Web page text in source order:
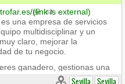
el lugar que necesites.
(link is external)
una empresa de servicios
multidisciplinar y un
claro, mejorar la
de tu negocio.
ganadero, gestionas una
una cooperativa, una
Sevilla Sevilla